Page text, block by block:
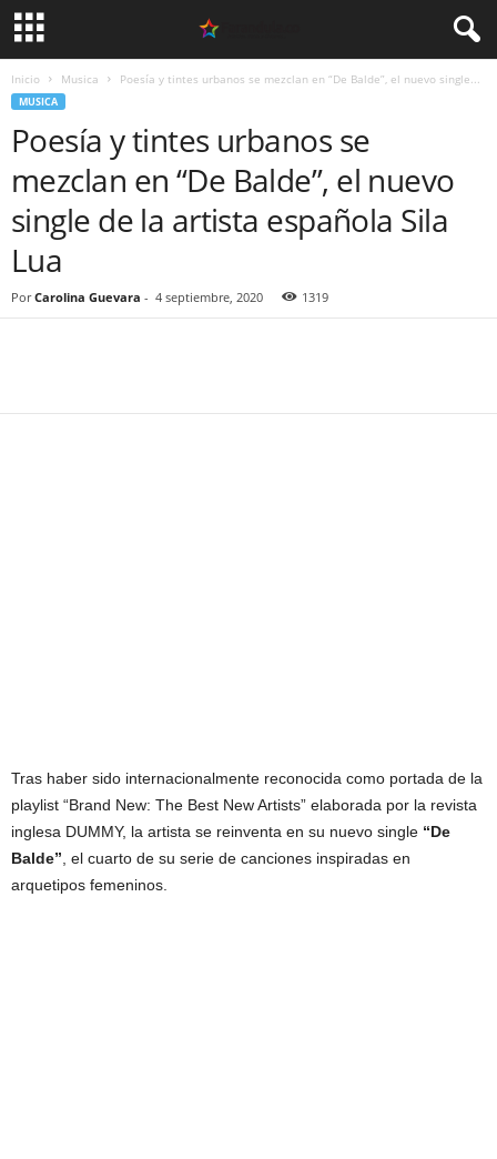
Inicio Musica Poesía y tintes urbanos se mezclan en “De Balde”, el nuevo single...
MUSICA
Poesía y tintes urbanos se
mezclan en “De Balde”, el nuevo
single de la artista española Sila
Lua
Por Carolina Guevara - 4 septiembre, 2020 1319
Tras haber sido internacionalmente reconocida como portada de la
playlist “Brand New: The Best New Artists” elaborada por la revista
inglesa DUMMY, la artista se reinventa en su nuevo single “De
Balde” , el cuarto de su serie de canciones inspiradas en
arquetipos femeninos.